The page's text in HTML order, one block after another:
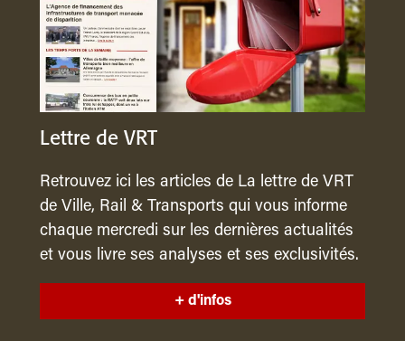
Lettre de VRT
Retrouvez ici les articles de La lettre de VRT
de Ville, Rail & Transports qui vous informe
chaque mercredi sur les dernières actualités
et vous livre ses analyses et ses exclusivités.
+ d'infos